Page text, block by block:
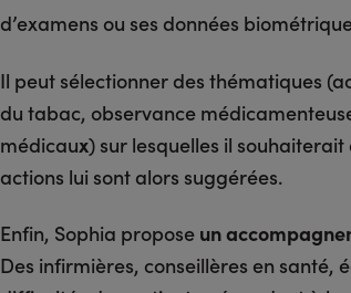
d’examens ou ses données
Il peut sélectionner des thématiques
du tabac, observance
médicaux) sur lesquelles il
actions lui sont alors suggérées.
Enfin, Sophia propose un
Des infirmières, conseillères en santé,